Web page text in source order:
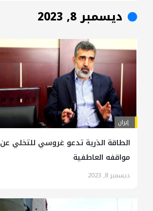
ديسمبر 8, 2023
إيران
الطاقة الذرية تدعو غروسي للتخلي عن
مواقفه العاطفية
ديسمبر 8, 2023